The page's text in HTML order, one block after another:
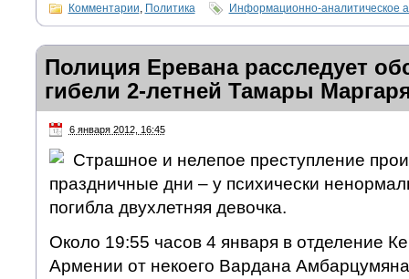
Комментарии Политика Информационно-аналитическое
Полиция Еревана расследует
гибели 2-летней Тамары
6 января 2012, 16:45
Страшное и нелепое преступление
праздничные дни – у психически
погибла двухлетняя девочка.
Около 19:55 часов 4 января в отделение
Армении от некоего Вардана